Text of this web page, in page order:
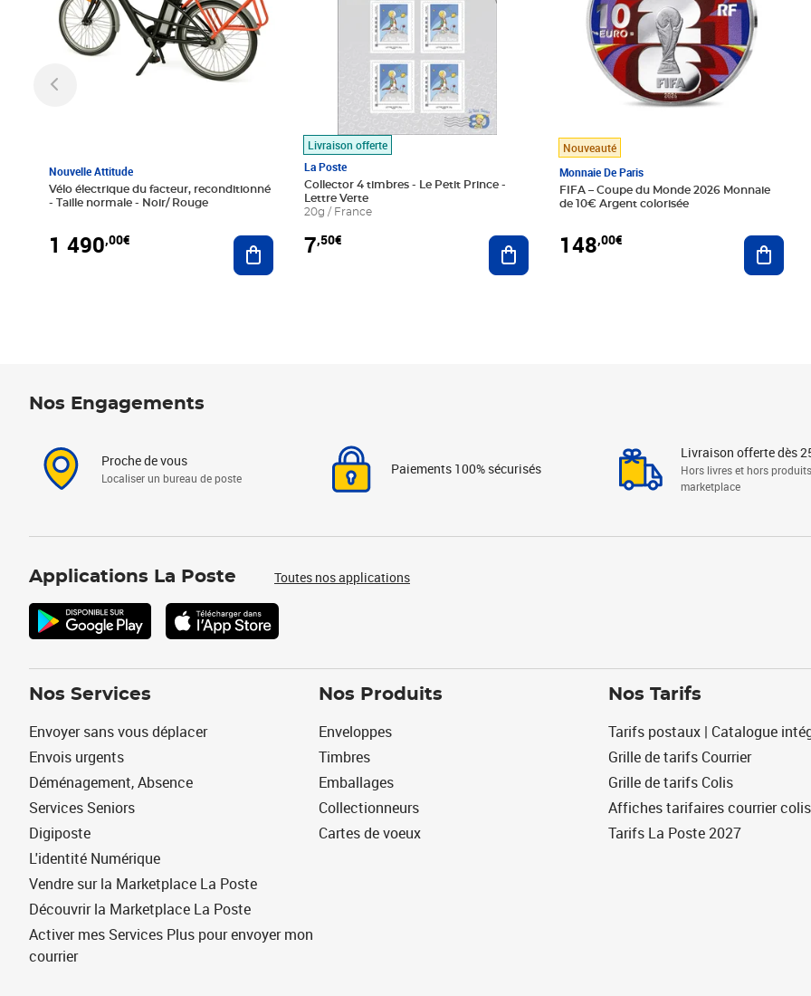
Nouvelle Attitude
Vélo électrique du facteur, reconditionné
- Taille normale - Noir/ Rouge
1 490,00€ Ajouter au panier
Livraison offerte
La Poste
Collector 4 timbres - Le Petit Prince -
Lettre Verte
20g / France
7,50€ Ajouter au panier
Nouveauté
Monnaie De Paris
FIFA – Coupe du Monde 2026 Monnaie
de 10€ Argent colorisée
148,00€
Nos Engagements
Proche de vous
Localiser un bureau de poste
Paiements 100% sécurisés
Livraison offerte dès
Hors livres et hors produits
marketplace
Applications La Poste Toutes nos applications
Nos Services
Envoyer sans vous déplacer
Envois urgents
Déménagement, Absence
Services Seniors
Digiposte
L'identité Numérique
Vendre sur la Marketplace La Poste
Découvrir la Marketplace La Poste
Activer mes Services Plus pour envoyer mon
courrier
Nos Produits
Enveloppes
Timbres
Emballages
Collectionneurs
Cartes de voeux
Nos Tarifs
Tarifs postaux | Catalogue
Grille de tarifs Courrier
Grille de tarifs Colis
Affiches tarifaires courrier colis
Tarifs La Poste 2027